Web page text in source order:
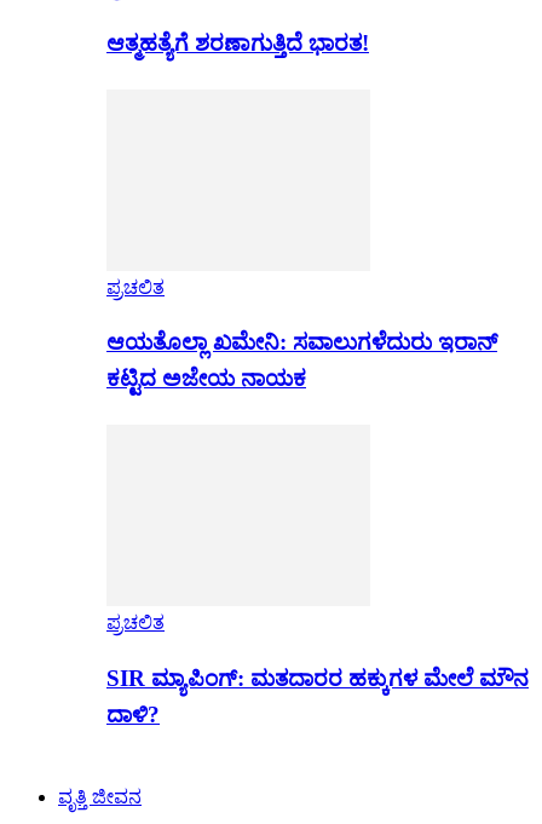
ಆತ್ಮಹತ್ಯೆಗೆ ಶರಣಾಗುತ್ತಿದೆ ಭಾರತ!
ಪ್ರಚಲಿತ
ಆಯತೊಲ್ಲಾ ಖಮೇನಿ: ಸವಾಲುಗಳೆದುರು ಇರಾನ್
ಕಟ್ಟಿದ ಅಜೇಯ ನಾಯಕ
ಪ್ರಚಲಿತ
SIR ಮ್ಯಾಪಿಂಗ್: ಮತದಾರರ ಹಕ್ಕುಗಳ ಮೇಲೆ ಮೌನ
ದಾಳಿ?
ವೃತ್ತಿ ಜೀವನ